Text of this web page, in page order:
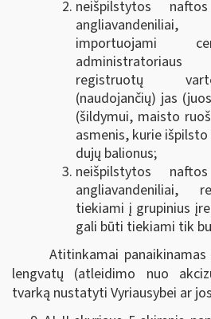
neišpilstytos
importuojami
registruotų
(naudojančių) jas
(šildymui, maisto
asmenis, kurie
dujų balionus;
neišpilstytos
angliavandeniliai,
tiekiami į grupinius
gali būti tiekiami tik
Atitinkamai
lengvatų (atleidimo nuo
tvarką nustatyti Vyriausybei ar